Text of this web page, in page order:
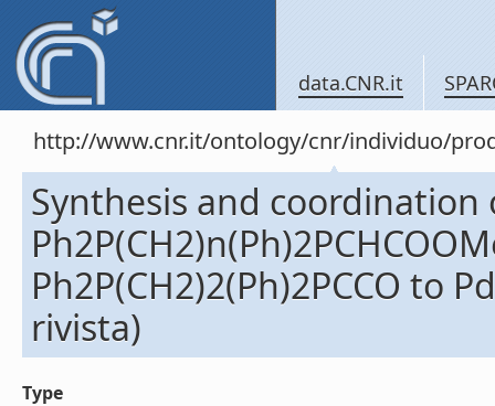
data.CNR.it
http://www.cnr.it/ontology/cnr/individuo/
Synthesis and
Ph2P(CH2)2(Ph)2PCCO to
rivista)
Type